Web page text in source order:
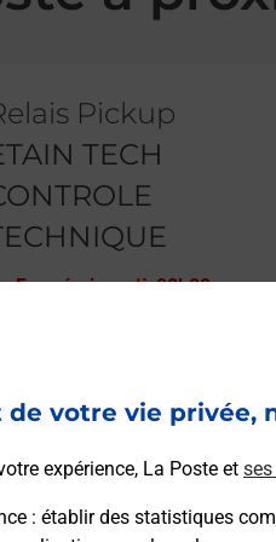
de votre vie privée,
expérience, La Poste et
: établir des statistiques
Pickup
TECH
Fermé-jusqu'à 08h00
En savoir plus